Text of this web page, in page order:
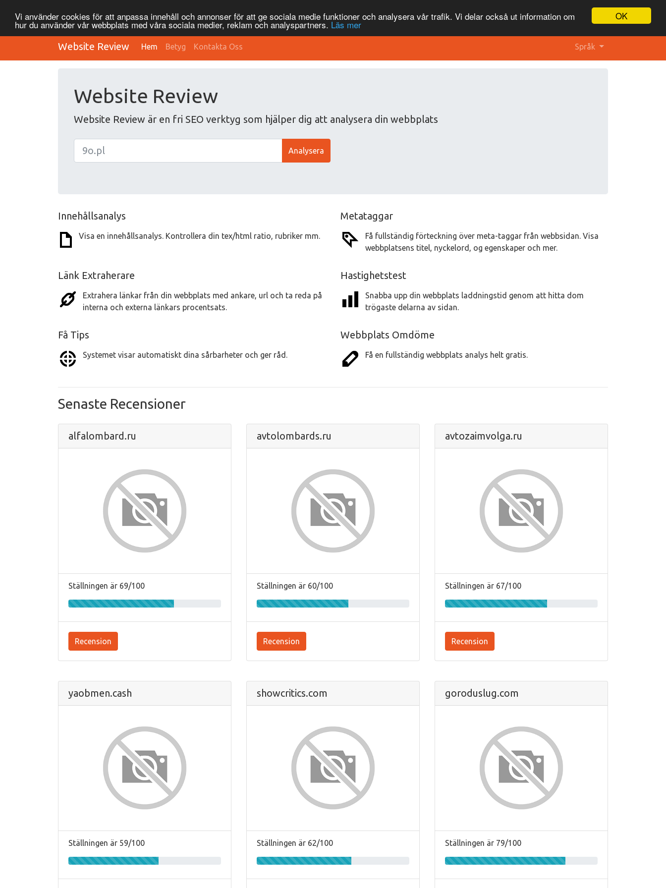
OK
Vi använder cookies för att anpassa innehåll och annonser för att ge sociala medie funktioner och analysera vår trafik. Vi delar också ut information om
hur du använder vår webbplats med våra sociala medier, reklam och analyspartners. Läs mer
Website Review Hem Betyg Kontakta Oss Språk
Website Review
Website Review är en fri SEO verktyg som hjälper dig att analysera din webbplats
Analysera
Innehållsanalys
Visa en innehållsanalys. Kontrollera din tex/html ratio, rubriker mm.
Metataggar
Få fullständig förteckning över meta-taggar från webbsidan. Visa
webbplatsens titel, nyckelord, og egenskaper och mer.
Länk Extraherare
Extrahera länkar från din webbplats med ankare, url och ta reda på
interna och externa länkars procentsats.
Hastighetstest
Snabba upp din webbplats laddningstid genom att hitta dom
trögaste delarna av sidan.
Få Tips
Systemet visar automatiskt dina sårbarheter och ger råd.
Webbplats Omdöme
Få en fullständig webbplats analys helt gratis.
Senaste Recensioner
alfalombard.ru
Ställningen är 69/100
Recension
avtolombards.ru
Ställningen är 60/100
Recension
avtozaimvolga.ru
Ställningen är 67/100
Recension
yaobmen.cash
Ställningen är 59/100
showcritics.com
Ställningen är 62/100
goroduslug.com
Ställningen är 79/100